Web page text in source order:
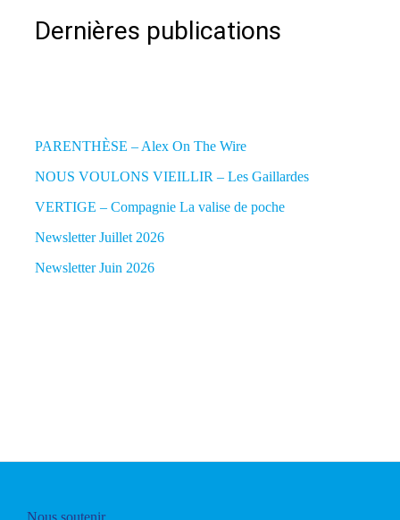
Dernières publications
PARENTHÈSE – Alex On The Wire
NOUS VOULONS VIEILLIR – Les Gaillardes
VERTIGE – Compagnie La valise de poche
Newsletter Juillet 2026
Newsletter Juin 2026
Nous soutenir